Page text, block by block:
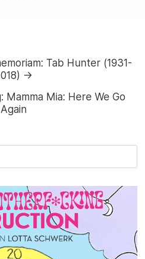
Tab Hunter (1931-
→
Mamma Mia: Here We Go
Again